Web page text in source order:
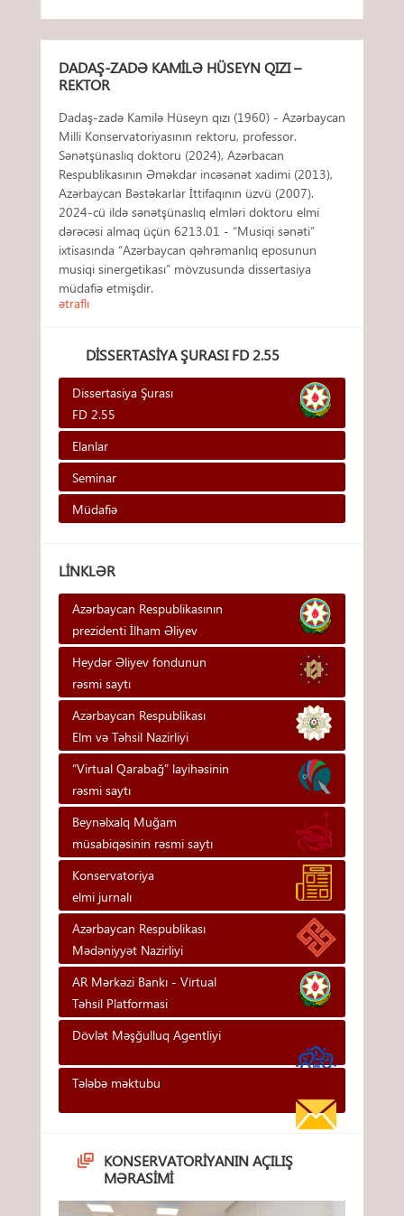
DADAŞ-ZADƏ KAMILƏ HÜSEYN QIZI –
REKTOR
Dadaş-zadə Kamilə Hüseyn qızı (1960) - Azərbaycan
Milli Konservatoriyasının rektoru, professor.
Sənətşünaslıq doktoru (2024), Azərbacan
Respublikasının Əməkdar incəsənət xadimi (2013),
Azərbaycan Bəstəkarlar İttifaqının üzvü (2007).
2024-cü ildə sənətşünaslıq elmləri doktoru elmi
dərəcəsi almaq üçün 6213.01 - “Musiqi sənəti”
ixtisasında “Azərbaycan qəhrəmanlıq eposunun
musiqi sinergetikası” mövzusunda dissertasiya
müdafiə etmişdir.
ətraflı
DISSERTASIYA ŞURASI FD 2.55
Dissertasiya Şurası
FD 2.55
Elanlar
Seminar
Müdafiə
LINKLƏR
Azərbaycan Respublikasının
prezidenti İlham Əliyev
Heydər Əliyev fondunun
rəsmi saytı
Azərbaycan Respublikası
Elm və Təhsil Nazirliyi
“Virtual Qarabağ” layihəsinin
rəsmi saytı
Beynəlxalq Muğam
müsabiqəsinin rəsmi saytı
Konservatoriya
elmi jurnalı
Azərbaycan Respublikası
Mədəniyyət Nazirliyi
AR Mərkəzi Bankı - Vi̇rtual
Təhsi̇l Platformasi
Dövlət Məşğulluq Agentliyi
Tələbə məktubu
KONSERVATORIYANIN AÇILIŞ
MƏRASIMI